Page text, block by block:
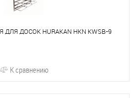
ДОСОК HURAKAN HKN KWSB-9
К сравнению